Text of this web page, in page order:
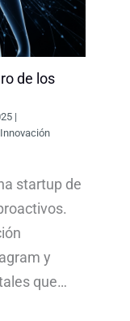
de los
|
Innovación
startup de
y
que…